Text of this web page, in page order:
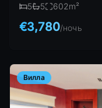
5
5 602m²
€3,780/ночь
Вилла